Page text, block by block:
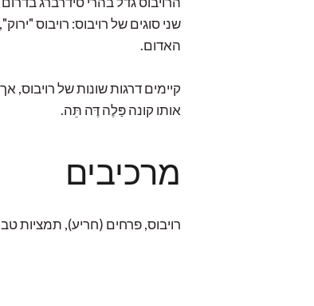
שני סוגים של רויבוס: רויבוס
האדום.
קיימים דרגות שונות של רויבוס,
אותו קונה פַּלֶה דֶּה תֵּה.
מרכיבים
רויבוס, פרחים (חריע), תמציות